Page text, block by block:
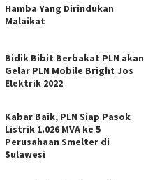
Hamba Yang Dirindukan
Malaikat
Bidik Bibit Berbakat PLN akan
Gelar PLN Mobile Bright Jos
Elektrik 2022
Kabar Baik, PLN Siap Pasok
Listrik 1.026 MVA ke 5
Perusahaan Smelter di
Sulawesi